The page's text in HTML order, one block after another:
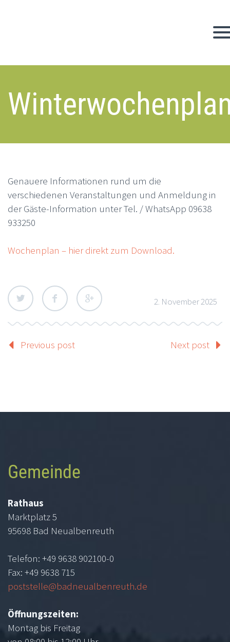
Genauere Informationen rund um die
verschiedenen Veranstaltungen und Anmeldung in
der Gäste-Information unter Tel. / WhatsApp ⁨09638
933250⁩
Wochenplan – hier direkt zum Download.
2. November 2025
Previous post Next post
Gemeinde
Rathaus
Marktplatz 5
95698 Bad Neualbenreuth
Telefon: +49 9638 902100-0
Fax: +49 9638 715
poststelle@badneualbenreuth.de
Öffnungszeiten:
Montag bis Freitag